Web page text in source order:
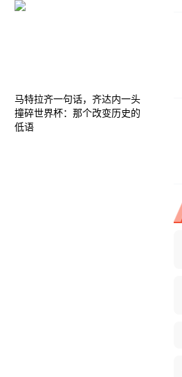
马特拉齐一句话，齐达内一头
撞碎世界杯：那个改变历史的
低语